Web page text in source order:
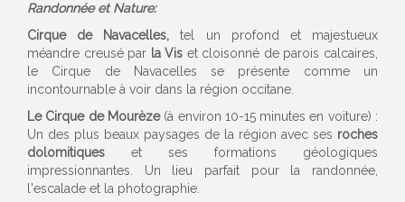
Randonnée et Nature:
Cirque de Navacelles,tel un profond et majestueux
méandre creusé par la Vis et cloisonné de parois calcaires,
le Cirque de Navacelles se présente comme un
incontournable à voir dans la région occitane.
Le Cirque de Mourèze(à environ 10-15 minutes en voiture) :
Un des plus beaux paysages de la région avec ses roches
dolomitiques et ses formations géologiques
impressionnantes. Un lieu parfait pour la randonnée,
l'escalade et la photographie.